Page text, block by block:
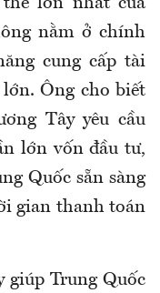
lớn nhất của
nằm ở chính
cung cấp tài
Ông cho biết
Tây yêu cầu
lớn vốn đầu tư,
Quốc sẵn sàng
gian thanh toán
giúp Trung Quốc